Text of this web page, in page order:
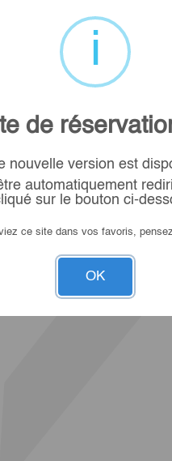
de
nouvelle version est
automatiquement
sur le bouton ci-
ce site dans vos favoris,
OK